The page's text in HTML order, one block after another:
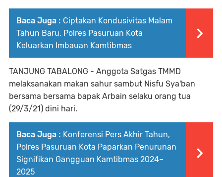
Baca Juga : Ciptakan Kondusivitas Malam
Tahun Baru, Polres Pasuruan Kota
Keluarkan Imbauan Kamtibmas
TANJUNG TABALONG - Anggota Satgas TMMD
melaksanakan makan sahur sambut Nisfu Sya'ban
bersama bersama bapak Arbain selaku orang tua
(29/3/21) dini hari.
Baca Juga : Konferensi Pers Akhir Tahun,
Polres Pasuruan Kota Paparkan Penurunan
Signifikan Gangguan Kamtibmas 2024–
2025